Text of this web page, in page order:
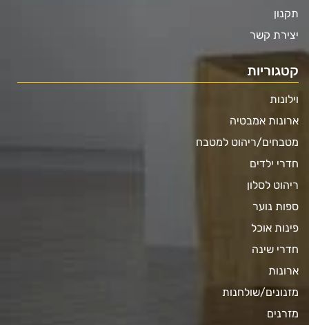
תקנון
יצירת קשר
קטגוריות
וילונות
ארונות אמבטיה
מטבחים/ריהוט למטבח
חדרי ילדים
ריהוט לסלון
ספות נוער
פינות אוכל
חדרי שינה
ארונות
מזנונים/שולחנות
מזרנים